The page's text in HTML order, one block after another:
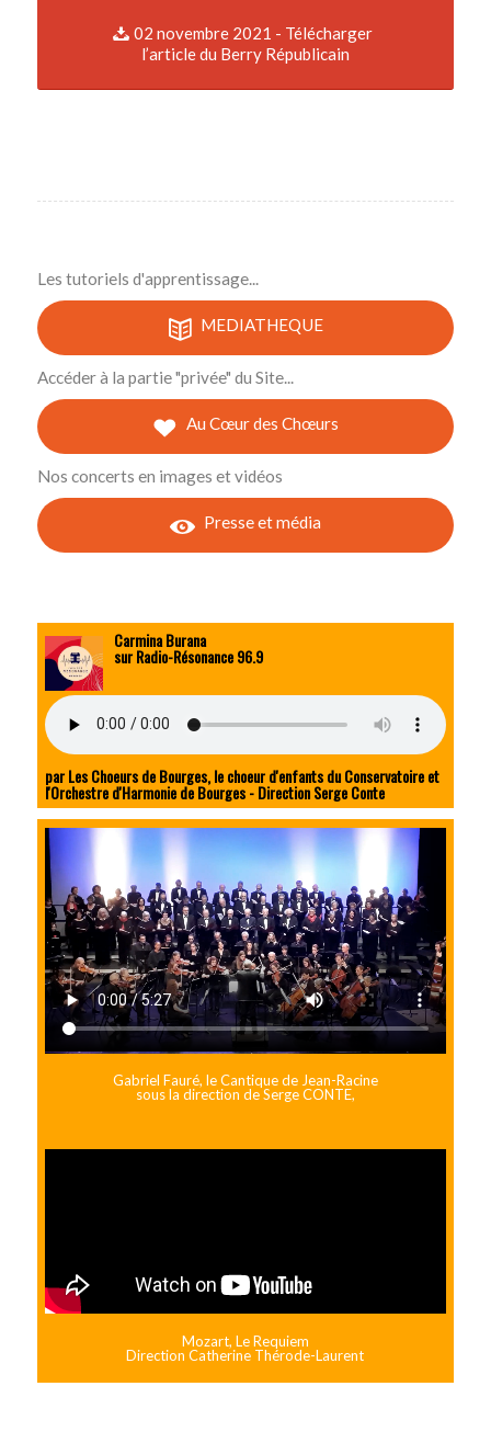
02 novembre 2021 - Télécharger
l’article du Berry Républicain
Les tutoriels d'apprentissage...
MEDIATHEQUE
Accéder à la partie "privée" du Site...
Au Cœur des Chœurs
Nos concerts en images et vidéos
Presse et média
Carmina Burana
sur Radio-Résonance 96.9
par Les Choeurs de Bourges, le choeur d'enfants du Conservatoire et
l'Orchestre d'Harmonie de Bourges - Direction Serge Conte
Gabriel Fauré, le Cantique de Jean-Racine
sous la direction de Serge CONTE,
Mozart, Le Requiem
Direction Catherine Thérode-Laurent